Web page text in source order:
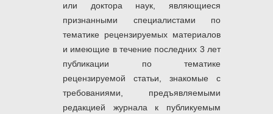
или доктора наук, являющиеся
признанными специалистами по
тематике рецензируемых материалов
и имеющие в течение последних 3 лет
публикации по тематике
рецензируемой статьи, знакомые с
требованиями, предъявляемыми
редакцией журнала к публикуемым